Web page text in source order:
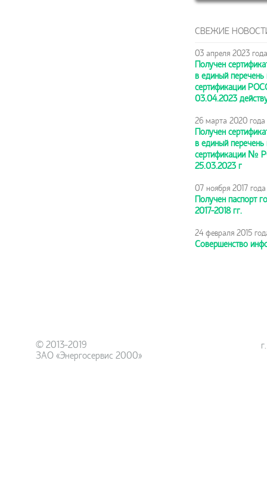
СВЕЖИЕ
03 апреля 2023
Получен
в единый
сертификации
03.04.2023
26 марта 2020 года
Получен
в единый
сертификации №
25.03.2023 г
07 ноября 2017 года
Получен паспорт
2017-2018 гг.
24 февраля 2015
Совершенство
© 2013-2019
ЗАО «Энергосервис 2000»